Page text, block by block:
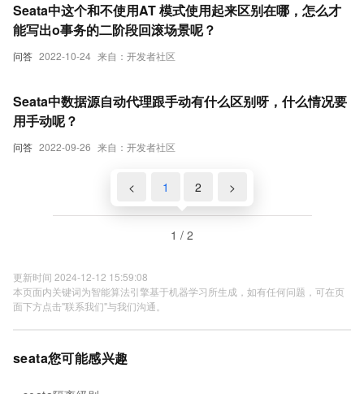
问答 2022-10-24 来自：开发者社区
Seata中这个和不使用AT 模式使用起来区别在哪，怎么才
能写出o事务的二阶段回滚场景呢？
问答 2022-09-26 来自：开发者社区
Seata中数据源自动代理跟手动有什么区别呀，什么情况要
用手动呢？
< 1 2 >
1 / 2
更新时间 2024-12-12 15:59:08
本页面内关键词为智能算法引擎基于机器学习所生成，如有任何问题，可在页
面下方点击"联系我们"与我们沟通。
seata您可能感兴趣